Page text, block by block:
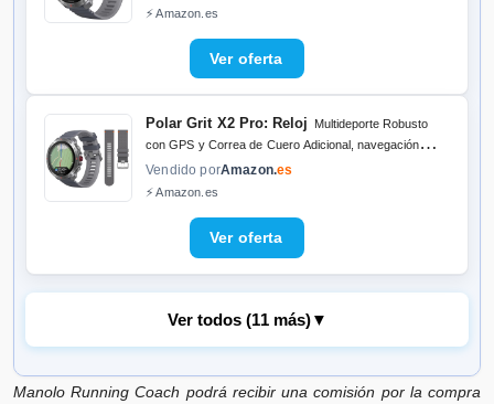
tecnología de biosensores y Entrenamiento con FC.
⚡ Amazon.es
Polar Grit X2 Pro: Reloj
Multideporte Robusto
con GPS y Correa de Cuero Adicional, navegación
Avanzada, Registro de Actividad, biosensores y
monitoreo de FC.
Vendido porAmazon.es
⚡ Amazon.es
Ver todos (11 más)▼
Polar Outdoor Multisport Watch Premium Grit
Manolo Running Coach podrá recibir una comisión por la compra